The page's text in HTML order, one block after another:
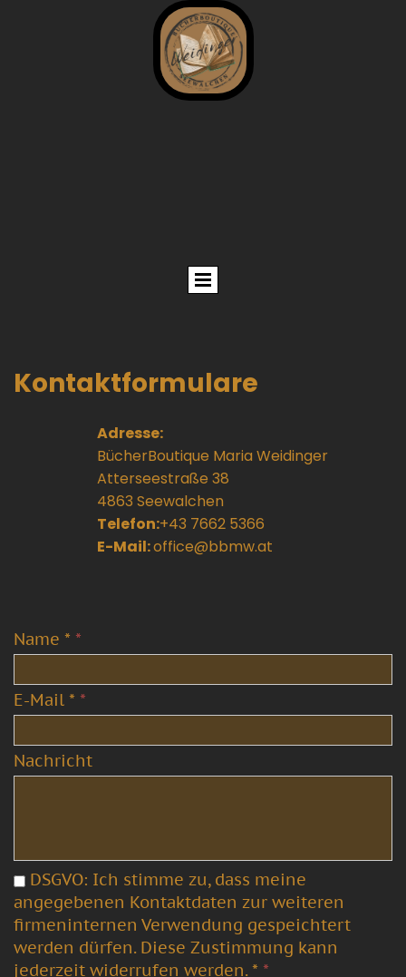
Kontaktformulare
Adresse:
BücherBoutique Maria Weidinger
Atterseestraße 38
4863 Seewalchen
Telefon:+43 7662 5366
E-Mail:office@bbmw.at
Name * *
E-Mail * *
Nachricht
DSGVO: Ich stimme zu, dass meine
angegebenen Kontaktdaten zur weiteren
firmeninternen Verwendung gespeichtert
werden dürfen. Diese Zustimmung kann
jederzeit widerrufen werden.* *